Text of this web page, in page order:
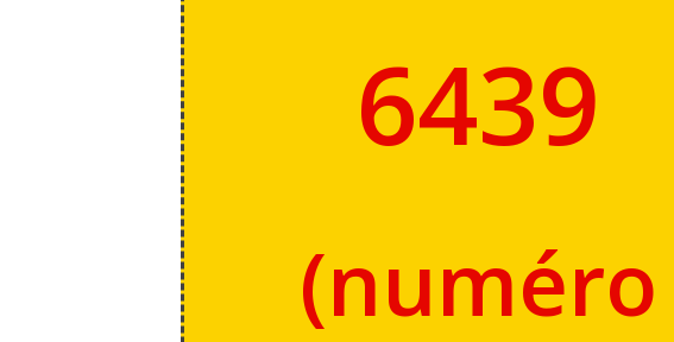
6439
(numéro